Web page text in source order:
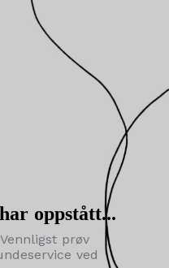
oppstått...
prøv
ved